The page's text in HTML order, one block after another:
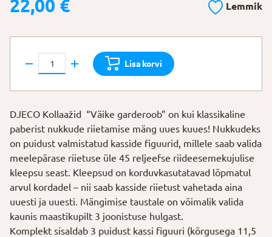
22,00 € Lemmik
DJECO
Kollaažid
"Väike
kogus
Lisa korvi
DJECO Kollaažid “Väike garderoob” on kui klassikaline
paberist nukkude riietamise mäng uues kuues! Nukkudeks
on puidust valmistatud kasside figuurid, millele saab valida
meelepärase riietuse üle 45 reljeefse riideesemekujulise
kleepsu seast. Kleepsud on korduvkasutatavad lõpmatul
arvul kordadel – nii saab kasside riietust vahetada aina
uuesti ja uuesti. Mängimise taustale on võimalik valida
kaunis maastikupilt 3 joonistuse hulgast.
Komplekt sisaldab 3 puidust kassi figuuri (kõrgusega 11,5